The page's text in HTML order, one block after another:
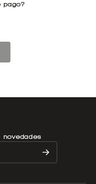
pago?